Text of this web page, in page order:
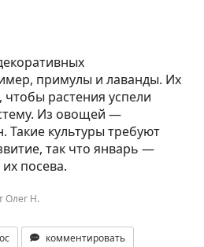
примулы и лаванды. Их
растения успели
Из овощей —
Такие культуры требуют
так что январь —
посева.
Олег Н.
комментировать